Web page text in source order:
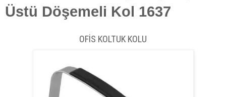
Üstü Döşemeli Kol 1637
OFİS KOLTUK KOLU